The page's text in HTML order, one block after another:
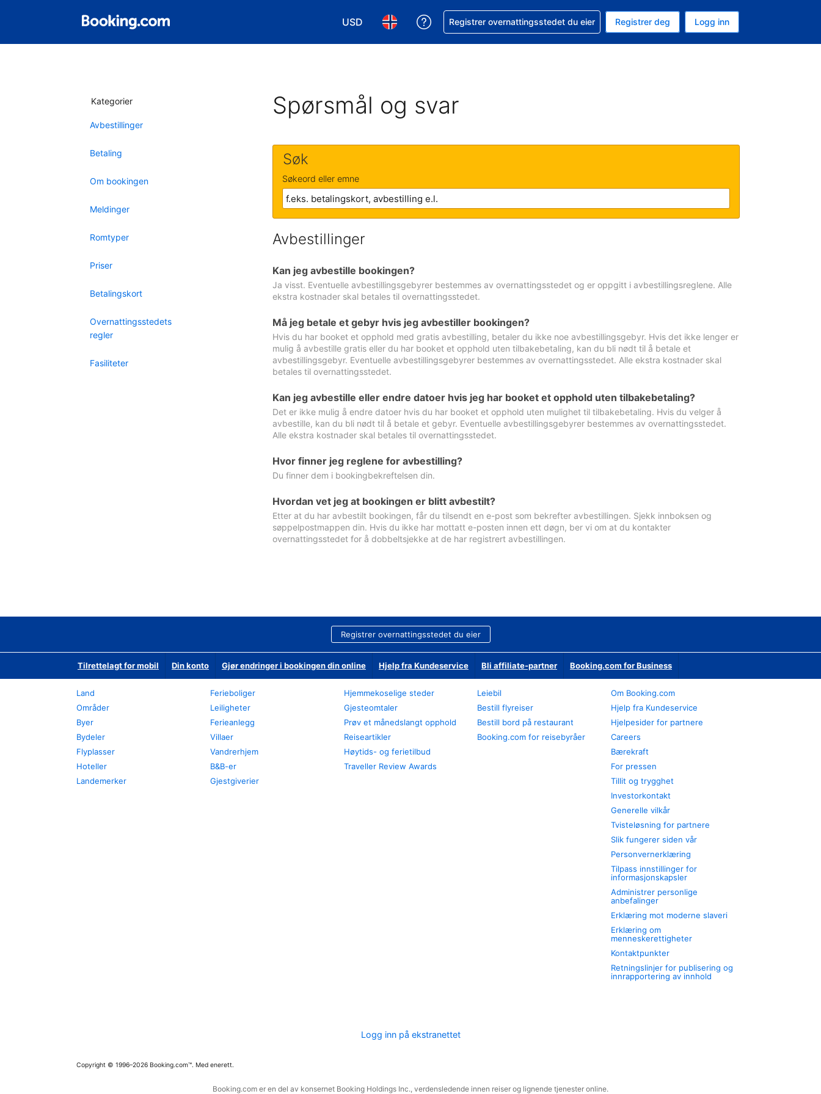
USD
Velg valuta. Du har valgt Amerikansk dollar som valuta
Velg språk. Du har valgt Norsk som språk
Få hjelp med bookingen din
Registrer overnattingsstedet du eier Registrer deg Logg inn
Kategorier
Avbestillinger
Betaling
Om bookingen
Meldinger
Romtyper
Priser
Betalingskort
Overnattingsstedets
regler
Fasiliteter
Spørsmål og svar
Søk
Søkeord eller emne
Avbestillinger
Kan jeg avbestille bookingen?
Ja visst. Eventuelle avbestillingsgebyrer bestemmes av overnattingsstedet og er oppgitt i avbestillingsreglene. Alle
ekstra kostnader skal betales til overnattingsstedet.
Må jeg betale et gebyr hvis jeg avbestiller bookingen?
Hvis du har booket et opphold med gratis avbestilling, betaler du ikke noe avbestillingsgebyr. Hvis det ikke lenger er
mulig å avbestille gratis eller du har booket et opphold uten tilbakebetaling, kan du bli nødt til å betale et
avbestillingsgebyr. Eventuelle avbestillingsgebyrer bestemmes av overnattingsstedet. Alle ekstra kostnader skal
betales til overnattingsstedet.
Kan jeg avbestille eller endre datoer hvis jeg har booket et opphold uten tilbakebetaling?
Det er ikke mulig å endre datoer hvis du har booket et opphold uten mulighet til tilbakebetaling. Hvis du velger å
avbestille, kan du bli nødt til å betale et gebyr. Eventuelle avbestillingsgebyrer bestemmes av overnattingsstedet.
Alle ekstra kostnader skal betales til overnattingsstedet.
Hvor finner jeg reglene for avbestilling?
Du finner dem i bookingbekreftelsen din.
Hvordan vet jeg at bookingen er blitt avbestilt?
Etter at du har avbestilt bookingen, får du tilsendt en e-post som bekrefter avbestillingen. Sjekk innboksen og
søppelpostmappen din. Hvis du ikke har mottatt e-posten innen ett døgn, ber vi om at du kontakter
overnattingsstedet for å dobbeltsjekke at de har registrert avbestillingen.
Registrer overnattingsstedet du eier
Tilrettelagt for mobil Din konto Gjør endringer i bookingen din online Hjelp fra Kundeservice Bli affiliate-partner Booking.com for Business
Land
Områder
Byer
Bydeler
Flyplasser
Hoteller
Landemerker
Ferieboliger
Leiligheter
Ferieanlegg
Villaer
Vandrerhjem
B&B-er
Gjestgiverier
Hjemmekoselige steder
Gjesteomtaler
Prøv et månedslangt opphold
Reiseartikler
Høytids- og ferietilbud
Traveller Review Awards
Leiebil
Bestill flyreiser
Bestill bord på restaurant
Booking.com for reisebyråer
Om Booking.com
Hjelp fra Kundeservice
Hjelpesider for partnere
Careers
Bærekraft
For pressen
Tillit og trygghet
Investorkontakt
Generelle vilkår
Tvisteløsning for partnere
Slik fungerer siden vår
Personvernerklæring
Tilpass innstillinger for
informasjonskapsler
Administrer personlige
anbefalinger
Erklæring mot moderne slaveri
Erklæring om
menneskerettigheter
Kontaktpunkter
Retningslinjer for publisering og
innrapportering av innhold
Logg inn på ekstranettet
Copyright © 1996–2026 Booking.com™. Med enerett.
Booking.com er en del av konsernet Booking Holdings Inc., verdensledende innen reiser og lignende tjenester online.